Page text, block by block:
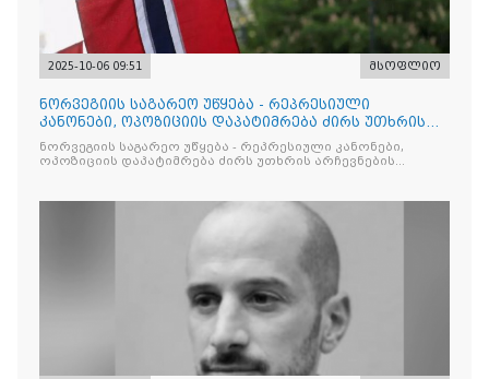
2025-10-06 09:51 მსოფლიო
ნორვეგიის საგარეო უწყება - რეპრესიული
კანონები, ოპოზიციის დაპატიმრება ძირს უთხრის
არჩევნების ნდობას
ნორვეგიის საგარეო უწყება - რეპრესიული კანონები,
ოპოზიციის დაპატიმრება ძირს უთხრის არჩევნების